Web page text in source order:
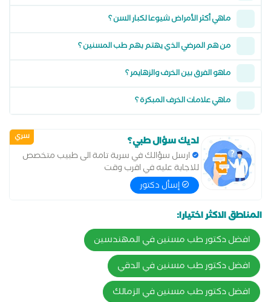
ماهي أكثر الأمراض شيوعا لكبار السن ؟
من هم المرضي الذي يهتم بهم طب المسنين ؟
ماهو الفرق بين الخرف والزهايمر ؟
ماهي علامات الخرف المبكرة ؟
سري لديك سؤال طبي؟
ارسل سؤالك في سرية تامة الى طبيب متخصص
للاجابة عليه في اقرب وقت
إسأل دكتور
المناطق الاكثر اختيارا:
افضل دكتور طب مسنين في المهندسين
افضل دكتور طب مسنين في الدقي
افضل دكتور طب مسنين في الزمالك